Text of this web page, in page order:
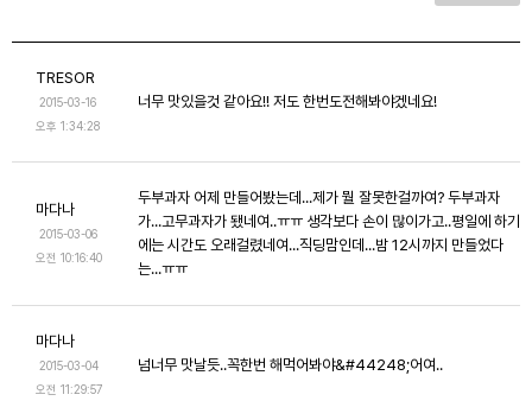
TRESOR
2015-03-16
오후 1:34:28
너무 맛있을것 같아요!! 저도 한번도전해봐야겠네요!
마다나
2015-03-06
오전 10:16:40
두부과자 어제 만들어봤는데...제가 뭘 잘못한걸까여? 두부과자
가...고무과자가 됐네여..ㅠㅠ 생각보다 손이 많이가고..평일에 하기
에는 시간도 오래걸렸네여...직딩맘인데...밤 12시까지 만들었다
는...ㅠㅠ
마다나
2015-03-04
오전 11:29:57
넘너무 맛날듯..꼭한번 해먹어봐야&#44248;어여..